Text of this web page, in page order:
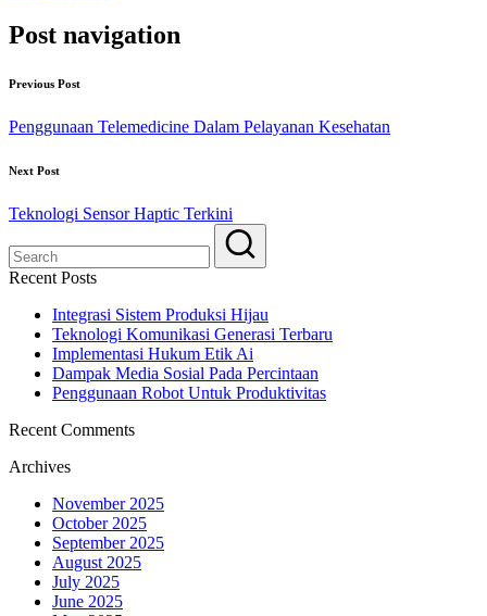
Post navigation
Previous Post
Penggunaan Telemedicine Dalam Pelayanan Kesehatan
Next Post
Teknologi Sensor Haptic Terkini
Recent Posts
Integrasi Sistem Produksi Hijau
Teknologi Komunikasi Generasi Terbaru
Implementasi Hukum Etik Ai
Dampak Media Sosial Pada Percintaan
Penggunaan Robot Untuk Produktivitas
Recent Comments
Archives
November 2025
October 2025
September 2025
August 2025
July 2025
June 2025